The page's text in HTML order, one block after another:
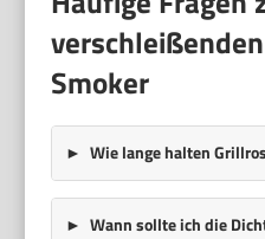
Smoker
Wie lange halten
Wann sollte ich die